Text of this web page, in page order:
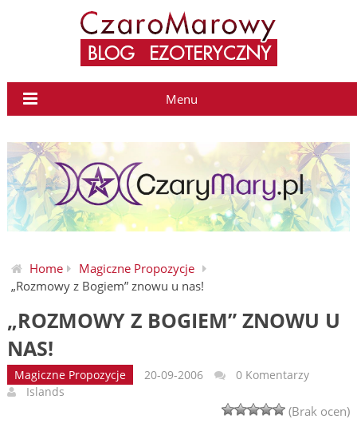
Menu
Home
Magiczne Propozycje
„Rozmowy z Bogiem” znowu u nas!
„ROZMOWY Z BOGIEM” ZNOWU U
NAS!
Magiczne Propozycje 20-09-2006
0 Komentarzy
Islands
(Brak ocen)